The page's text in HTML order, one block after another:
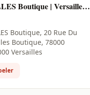
Boutique | Versailles -
Boutique, 20 Rue Du
Boutique, 78000
Versailles